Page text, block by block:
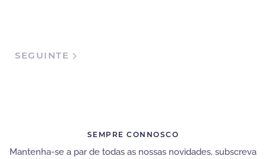
SEGUINTE
SEMPRE CONNOSCO
Mantenha-se a par de todas as nossas novidades, subscreva